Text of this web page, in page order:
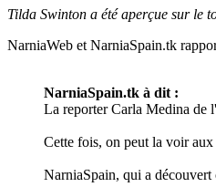
Tilda Swinton a été aperçue sur le
NarniaWeb et NarniaSpain.tk
NarniaSpain.tk à dit :
La reporter Carla Medina de
Cette fois, on peut la voir
NarniaSpain, qui a découvert